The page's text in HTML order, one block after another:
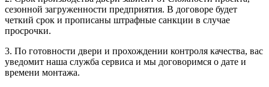
сезонной загруженности предприятия. В договоре будет
четкий срок и прописаны штрафные санкции в случае
просрочки.
3. По готовности двери и прохождении контроля качества, вас
уведомит наша служба сервиса и мы договоримся о дате и
времени монтажа.